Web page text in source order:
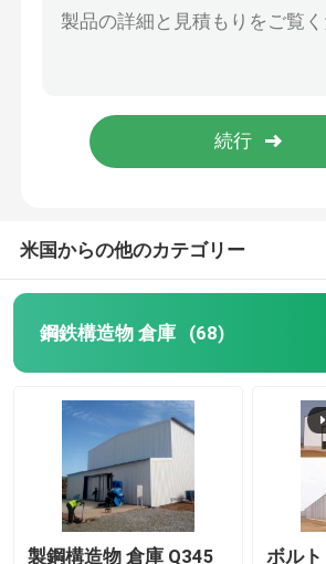
鉄鋼構造建築
鉄筋オフィスビル
構造鋼のハンガー
鋼構造物展示場
鋼製のプリファブリックハウス
大幅なスパン 製鋼 建物 倉庫
Q355 ホットロールされたH切
米国からの他のカテゴリー
鋼鉄構造物 倉庫 (68)
製鋼構造物 倉庫 Q345
ボル